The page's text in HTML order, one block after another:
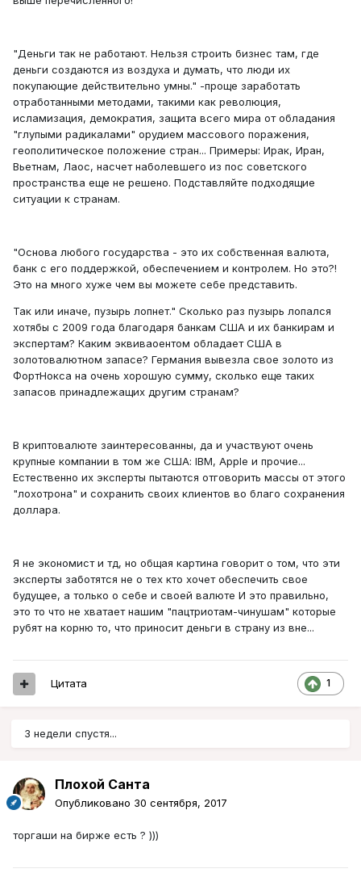
"Деньги так не работают. Нельзя строить бизнес там, где
деньги создаются из воздуха и думать, что люди их
покупающие действительно умны." -проще заработать
отработанными методами, такими как революция,
исламизация, демократия, защита всего мира от обладания
"глупыми радикалами" орудием массового поражения,
геополитическое положение стран... Примеры: Ирак, Иран,
Вьетнам, Лаос, насчет наболевшего из пос советского
пространства еще не решено. Подставляйте подходящие
ситуации к странам.
"Основа любого государства - это их собственная валюта,
банк с его поддержкой, обеспечением и контролем. Но это?!
Это на много хуже чем вы можете себе представить.
Так или иначе, пузырь лопнет." Сколько раз пузырь лопался
хотябы с 2009 года благодаря банкам США и их банкирам и
экспертам? Каким эквиваоентом обладает США в
золотовалютном запасе? Германия вывезла свое золото из
ФортНокса на очень хорошую сумму, сколько еще таких
запасов принадлежащих другим странам?
В криптовалюте заинтересованны, да и участвуют очень
крупные компании в том же США: IBM, Apple и прочие...
Естественно их эксперты пытаются отговорить массы от этого
"лохотрона" и сохранить своих клиентов во благо сохранения
доллара.
Я не экономист и тд, но общая картина говорит о том, что эти
эксперты заботятся не о тех кто хочет обеспечить свое
будущее, а только о себе и своей валюте И это правильно,
это то что не хватает нашим "пацтриотам-чинушам" которые
рубят на корню то, что приносит деньги в страну из вне...
1
Цитата
3 недели спустя...
Плохой Санта
Опубликовано 30 сентября, 2017
торгаши на бирже есть ? )))